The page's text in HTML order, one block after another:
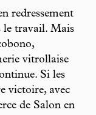
redressement
le travail. Mais
vitrollaise
Si les
victoire, avec
de Salon en